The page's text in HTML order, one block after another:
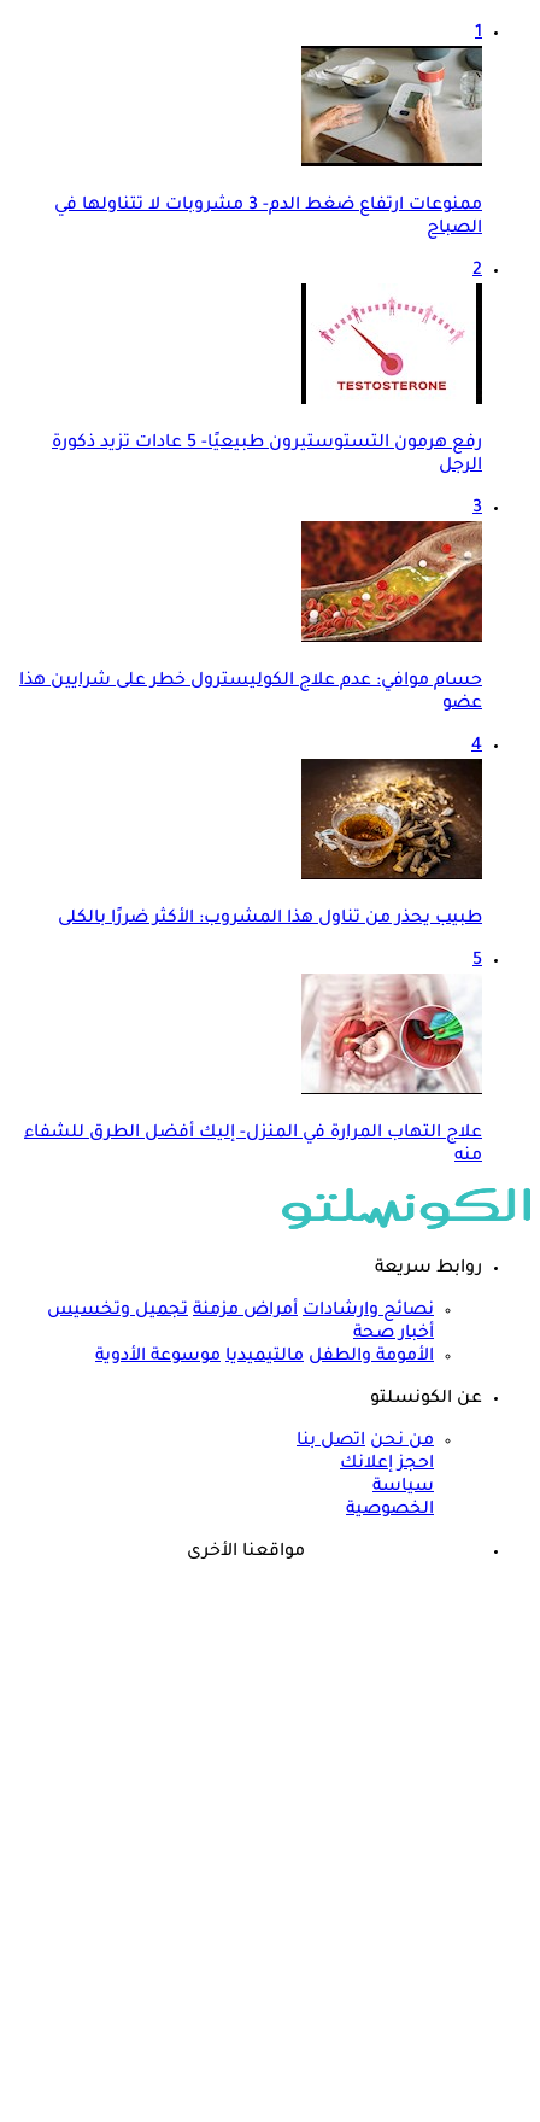
1
ممنوعات ارتفاع ضغط الدم- 3 مشروبات لا تتناولها في
الصباح
2
رفع هرمون التستوستيرون طبيعيًا- 5 عادات تزيد ذكورة
الرجل
3
حسام موافي: عدم علاج الكوليسترول خطر على شرايين هذا
عضو
4
طبيب يحذر من تناول هذا المشروب: الأكثر ضررًا بالكلى
5
علاج التهاب المرارة في المنزل- إليك أفضل الطرق للشفاء
منه
روابط سريعة
نصائح وارشادات أمراض مزمنة تجميل وتخسيس
أخبار صحة
الأمومة والطفل مالتيميديا موسوعة الأدوية
عن الكونسلتو
من نحن اتصل بنا
احجز إعلانك
سياسة
الخصوصية
مواقعنا الأخرى